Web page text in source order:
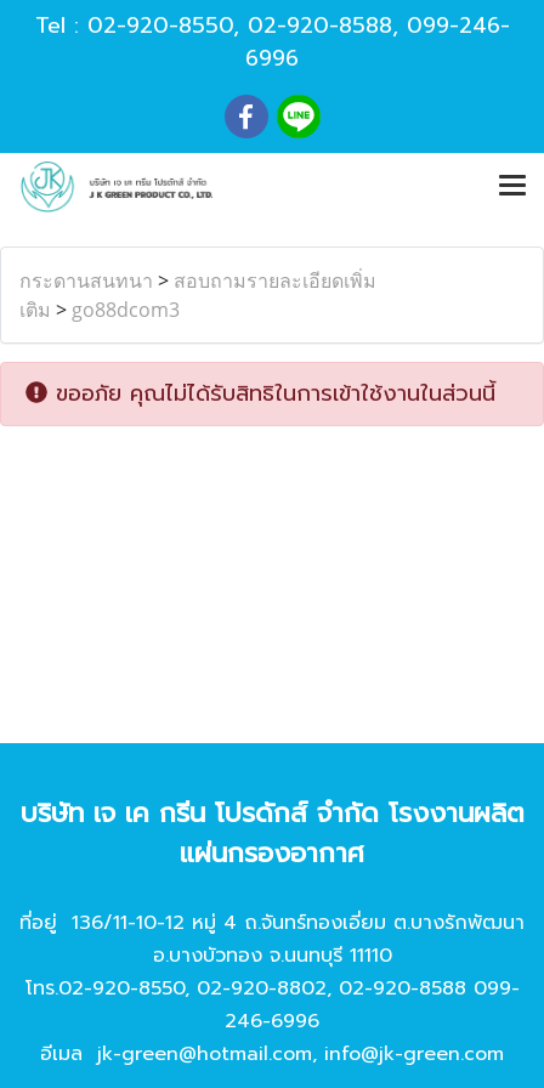
Tel : 02-920-8550, 02-920-8588, 099-246-
6996
กระดานสนทนา > สอบถามรายละเอียดเพิ่ม
เติม > go88dcom3
ขออภัย คุณไม่ได้รับสิทธิในการเข้าใช้งานในส่วนนี้
บริษัท เจ เค กรีน โปรดักส์ จํากัด โรงงานผลิต
แผ่นกรองอากาศ
ที่อยู่ 136/11-10-12 หมู่ 4 ถ.จันทร์ทองเอี่ยม ต.บางรักพัฒนา
อ.บางบัวทอง จ.นนทบุรี 11110
โทร.02-920-8550, 02-920-8802, 02-920-8588 099-
246-6996
อีเมล jk-green@hotmail.com, info@jk-green.com